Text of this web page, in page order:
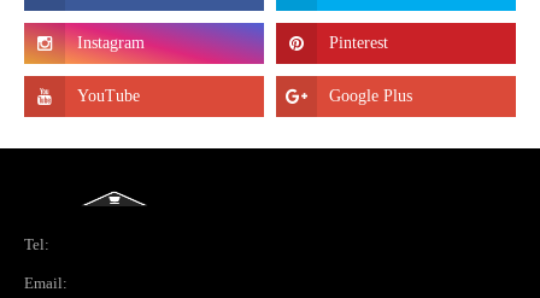
Tel:
Email: